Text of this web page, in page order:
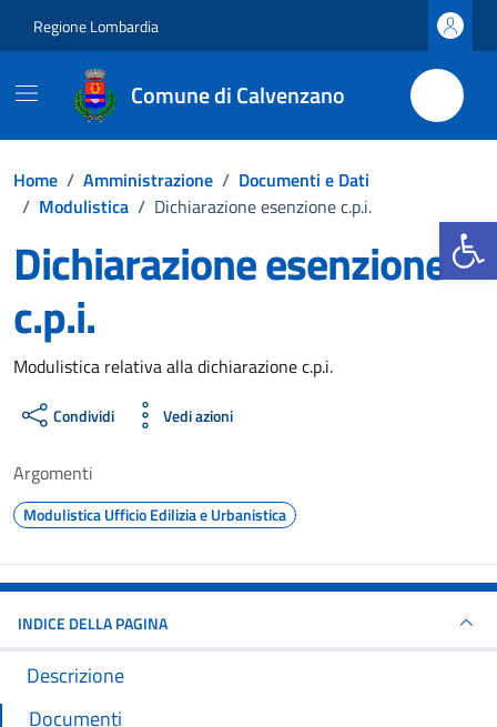
Apri la
Regione Lombardia
Comune di Calvenzano
Home / Amministrazione / Documenti e Dati
/ Modulistica / Dichiarazione esenzione c.p.i.
Dichiarazione esenzione
c.p.i.
Dettagli del documento
Modulistica relativa alla dichiarazione c.p.i.
Condividi Vedi azioni
Argomenti
Modulistica Ufficio Edilizia e Urbanistica
INDICE DELLA PAGINA
Descrizione
Documenti